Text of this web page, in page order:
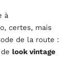
à
certes, mais
de la route :
look vintage